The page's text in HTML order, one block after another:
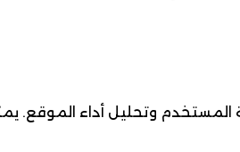
المستخدم وتحليل أداء